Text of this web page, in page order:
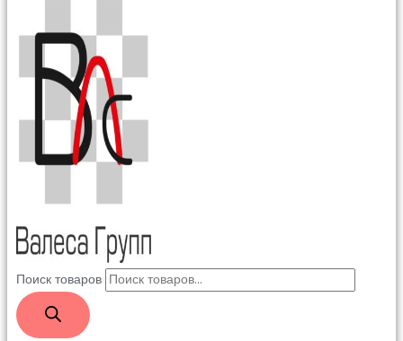
Поиск товаров